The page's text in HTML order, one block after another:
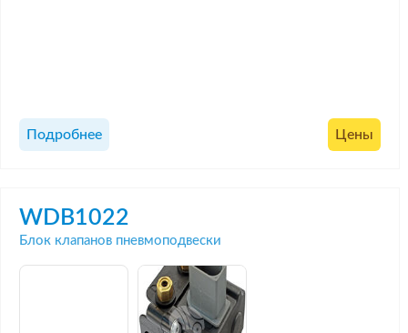
Подробнее Цены
WDB1022
Блок клапанов пневмоподвески